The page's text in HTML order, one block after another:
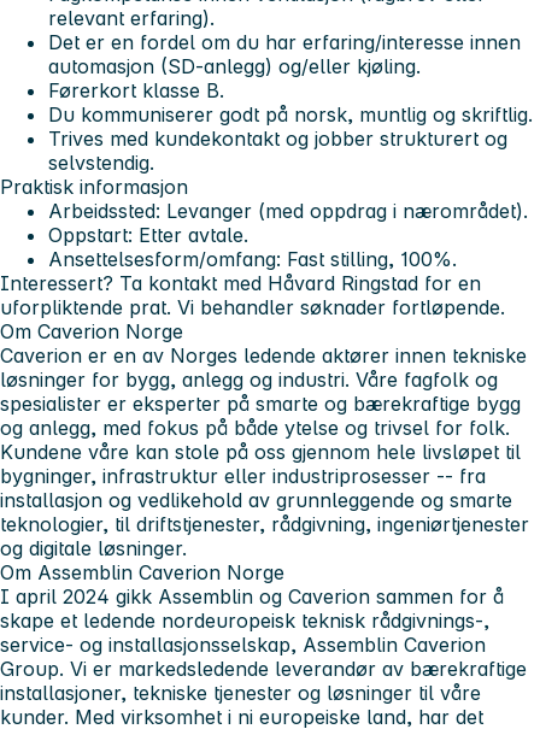
relevant erfaring).
Det er en fordel om du har erfaring/interesse innen
automasjon (SD-anlegg) og/eller kjøling.
Førerkort klasse B.
Du kommuniserer godt på norsk, muntlig og skriftlig.
Trives med kundekontakt og jobber strukturert og
selvstendig.
Praktisk informasjon
Arbeidssted: Levanger (med oppdrag i nærområdet).
Oppstart: Etter avtale.
Ansettelsesform/omfang: Fast stilling, 100%.
Interessert? Ta kontakt med Håvard Ringstad for en
uforpliktende prat. Vi behandler søknader fortløpende.
Om Caverion Norge
Caverion er en av Norges ledende aktører innen tekniske
løsninger for bygg, anlegg og industri. Våre fagfolk og
spesialister er eksperter på smarte og bærekraftige bygg
og anlegg, med fokus på både ytelse og trivsel for folk.
Kundene våre kan stole på oss gjennom hele livsløpet til
bygninger, infrastruktur eller industriprosesser -- fra
installasjon og vedlikehold av grunnleggende og smarte
teknologier, til driftstjenester, rådgivning, ingeniørtjenester
og digitale løsninger.
Om Assemblin Caverion Norge
I april 2024 gikk Assemblin og Caverion sammen for å
skape et ledende nordeuropeisk teknisk rådgivnings-,
service- og installasjonsselskap, Assemblin Caverion
Group. Vi er markedsledende leverandør av bærekraftige
installasjoner, tekniske tjenester og løsninger til våre
kunder. Med virksomhet i ni europeiske land, har det